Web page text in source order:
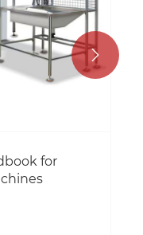
for
